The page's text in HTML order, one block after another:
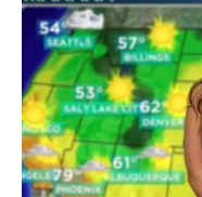
วันนี้ชีวิตดำเนินไ
อยู่กับครอบครัว คู่
เงินมีเกณฑ์ใช้จ่า
อาจมีเรื่องกังวลใ